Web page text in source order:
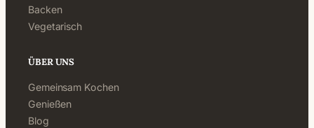
Backen
Vegetarisch
ÜBER UNS
Gemeinsam Kochen
Genießen
Blog